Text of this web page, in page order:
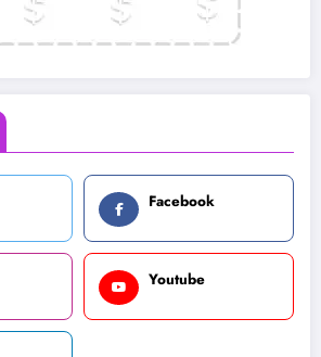
Facebook
Youtube